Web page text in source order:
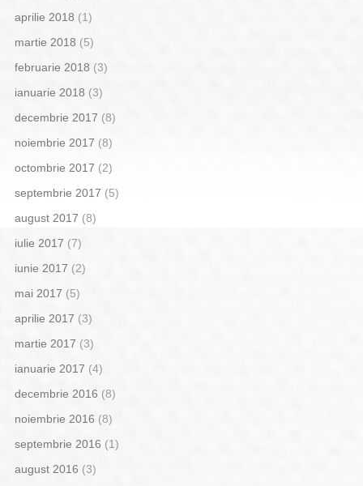
aprilie 2018 (1)
martie 2018 (5)
februarie 2018 (3)
ianuarie 2018 (3)
decembrie 2017 (8)
noiembrie 2017 (8)
octombrie 2017 (2)
septembrie 2017 (5)
august 2017 (8)
iulie 2017 (7)
iunie 2017 (2)
mai 2017 (5)
aprilie 2017 (3)
martie 2017 (3)
ianuarie 2017 (4)
decembrie 2016 (8)
noiembrie 2016 (8)
septembrie 2016 (1)
august 2016 (3)